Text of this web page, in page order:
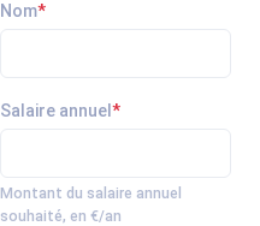
Nom*
Salaire annuel *
Montant du salaire annuel
souhaité, en €/an